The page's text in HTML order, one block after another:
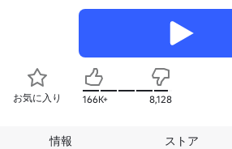
お気に入り 166K+ 8,128
情報 ストア